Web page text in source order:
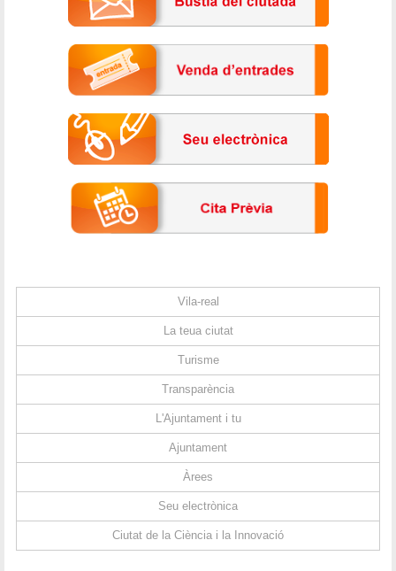
Vila-real
La teua ciutat
Turisme
Transparència
L'Ajuntament i tu
Ajuntament
Àrees
Seu electrònica
Ciutat de la Ciència i la Innovació